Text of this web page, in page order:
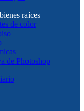
raíces
de color
de Photoshop